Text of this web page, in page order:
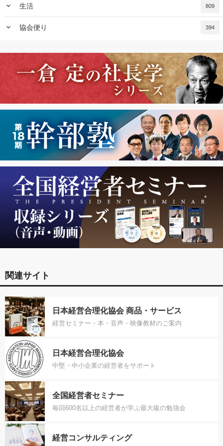
keyboard_arrow_down 生活 809
keyboard_arrow_down 協会便り 394
関連サイト
日本経営合理化協会 商品・サービス
経営セミナー・本・音声・映像教材のご案内
日本経営合理化協会
中堅・中小企業の経営者をサポート
全国経営者セミナー
毎回600名以上の経営者が学ぶ最大級の勉強会
経営コンサルティング